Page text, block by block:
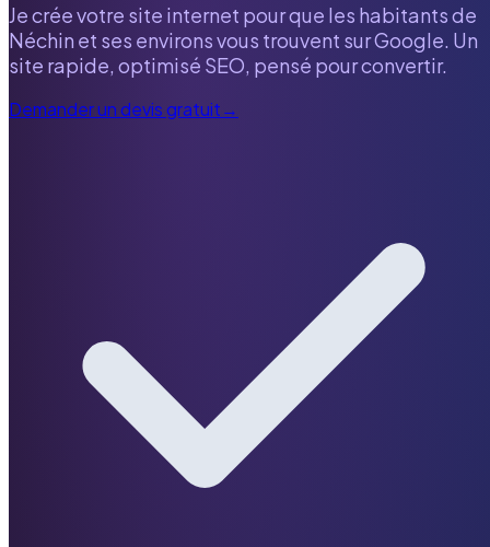
Je crée votre site internet pour que les habitants de
Néchin et ses environs vous trouvent sur Google. Un
site rapide, optimisé SEO, pensé pour convertir.
Demander un devis gratuit→